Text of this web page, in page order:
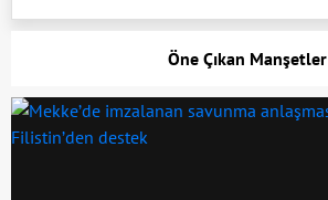
Öne Çıkan Manşetler